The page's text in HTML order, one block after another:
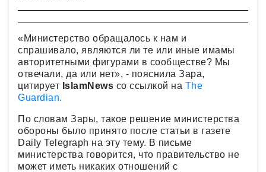
«Министерство обращалось к нам и
спрашивало, являются ли те или иные имамы
авторитетными фигурами в сообществе? Мы
отвечали, да или нет», - пояснила Зара,
цитирует IslamNews со ссылкой на The
Guardian.
По словам Зары, такое решение министерства
обороны было принято после статьи в газете
Daily Telegraph на эту тему. В письме
министерства говорится, что правительство не
может иметь никаких отношений с